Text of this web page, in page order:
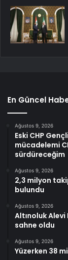
En Güncel
Ağustos 9, 2026
Eski CHP
mücadelemi
sürdüreceğim
Ağustos 9, 2026
2,3 milyon
bulundu
Ağustos 9, 2026
Altınoluk
sahne oldu
Ağustos 9, 2026
Yüzerken 38